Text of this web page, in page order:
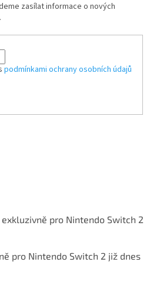
zasílat informace o nových
podmínkami ochrany osobních údajů
pro Nintendo Switch 2
pro Nintendo Switch 2 již dnes